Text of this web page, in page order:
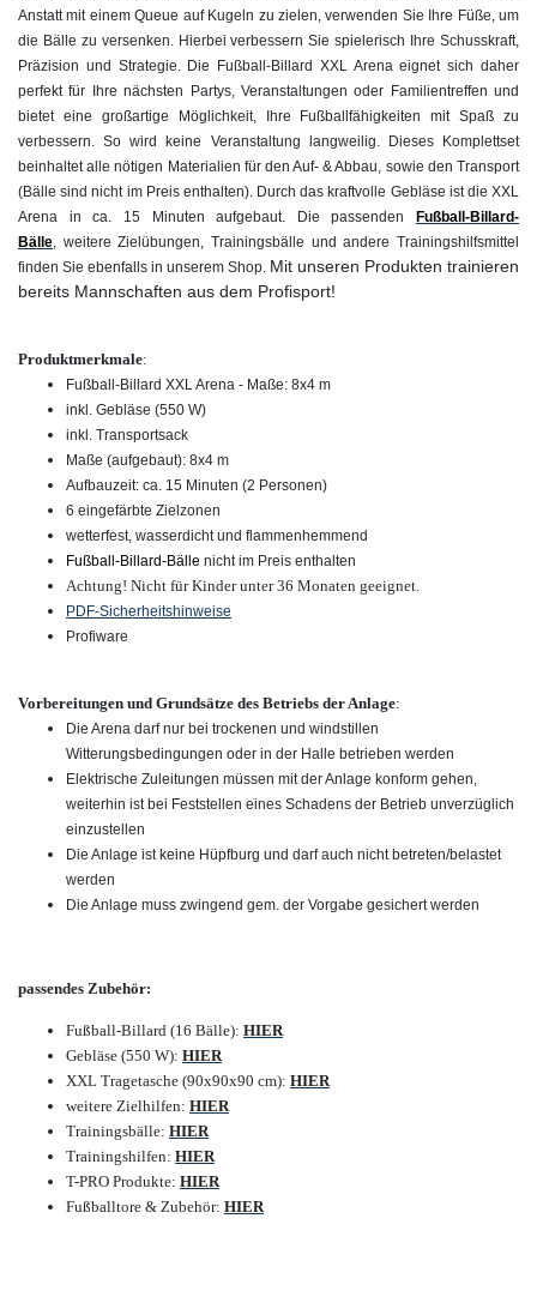
Anstatt mit einem Queue auf Kugeln zu zielen, verwenden Sie Ihre Füße, um
die Bälle zu versenken. Hierbei verbessern Sie spielerisch Ihre Schusskraft,
Präzision und Strategie. Die Fußball-Billard XXL Arena eignet sich daher
perfekt für Ihre nächsten Partys, Veranstaltungen oder Familientreffen und
bietet eine großartige Möglichkeit, Ihre Fußballfähigkeiten mit Spaß zu
verbessern. So wird keine Veranstaltung langweilig. Dieses Komplettset
beinhaltet alle nötigen Materialien für den Auf- & Abbau, sowie den Transport
(Bälle sind nicht im Preis enthalten). Durch das kraftvolle Gebläse ist die XXL
Arena in ca. 15 Minuten aufgebaut. Die passenden Fußball-Billard-
Bälle , weitere Zielübungen, Trainingsbälle und andere Trainingshilfsmittel
finden Sie ebenfalls in unserem Shop. Mit unseren Produkten trainieren
bereits Mannschaften aus dem Profisport!
Produktmerkmale:
Fußball-Billard XXL Arena - Maße: 8x4 m
inkl. Gebläse (550 W)
inkl. Transportsack
Maße (aufgebaut): 8x4 m
Aufbauzeit: ca. 15 Minuten (2 Personen)
6 eingefärbte Zielzonen
wetterfest, wasserdicht und flammenhemmend
Fußball-Billard-Bälle nicht im Preis enthalten
Achtung! Nicht für Kinder unter 36 Monaten geeignet.
PDF-Sicherheitshinweise
Profiware
Vorbereitungen und Grundsätze des Betriebs der Anlage:
Die Arena darf nur bei trockenen und windstillen
Witterungsbedingungen oder in der Halle betrieben werden
Elektrische Zuleitungen müssen mit der Anlage konform gehen,
weiterhin ist bei Feststellen eines Schadens der Betrieb unverzüglich
einzustellen
Die Anlage ist keine Hüpfburg und darf auch nicht betreten/belastet
werden
Die Anlage muss zwingend gem. der Vorgabe gesichert werden
passendes Zubehör:
Fußball-Billard (16 Bälle): HIER
Gebläse (550 W): HIER
XXL Tragetasche (90x90x90 cm): HIER
weitere Zielhilfen: HIER
Trainingsbälle: HIER
Trainingshilfen: HIER
T-PRO Produkte: HIER
Fußballtore & Zubehör: HIER